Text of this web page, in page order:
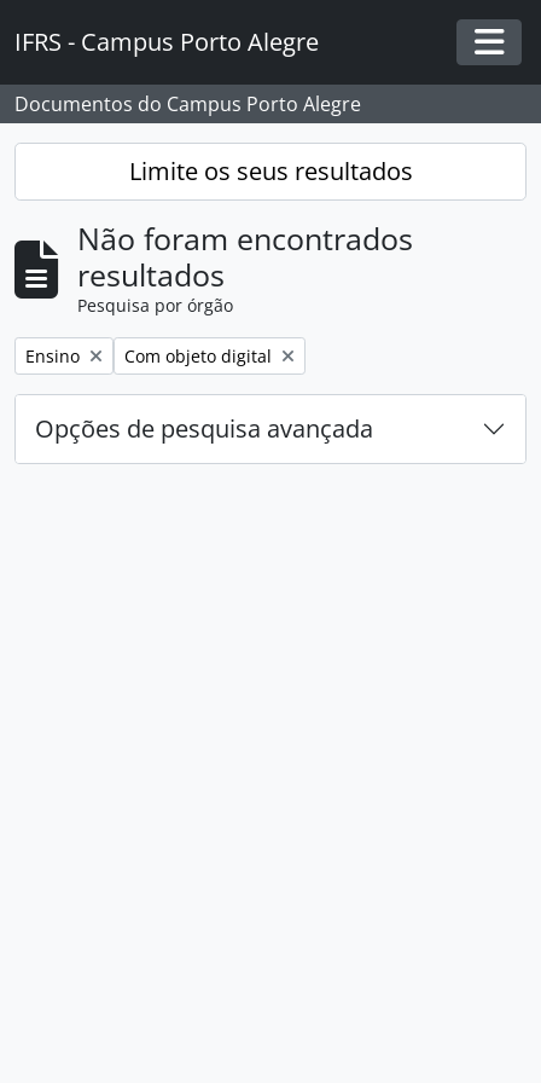
IFRS - Campus Porto Alegre
Documentos do Campus Porto Alegre
Limite os seus resultados
Não foram encontrados
resultados
Pesquisa por órgão
Remover filtro:
Ensino Remover filtro:
Com objeto digital
Opções de pesquisa avançada